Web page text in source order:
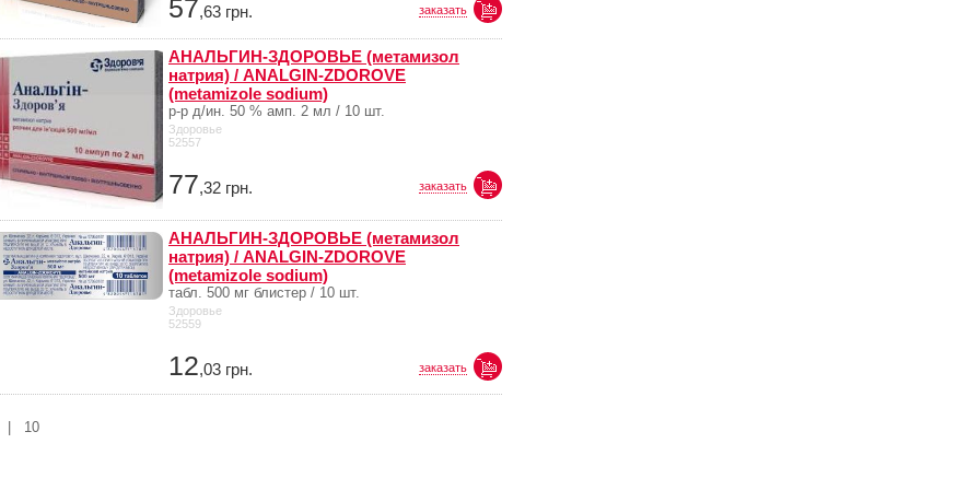
57,63 грн. заказать
АНАЛЬГИН-ЗДОРОВЬЕ (метамизол
натрия) / ANALGIN-ZDOROVE
(metamizole sodium)
р-р д/ин. 50 % амп. 2 мл / 10 шт.
Здоровье
52557
77,32 грн. заказать
АНАЛЬГИН-ЗДОРОВЬЕ (метамизол
натрия) / ANALGIN-ZDOROVE
(metamizole sodium)
табл. 500 мг блистер / 10 шт.
Здоровье
52559
12,03 грн. заказать
10